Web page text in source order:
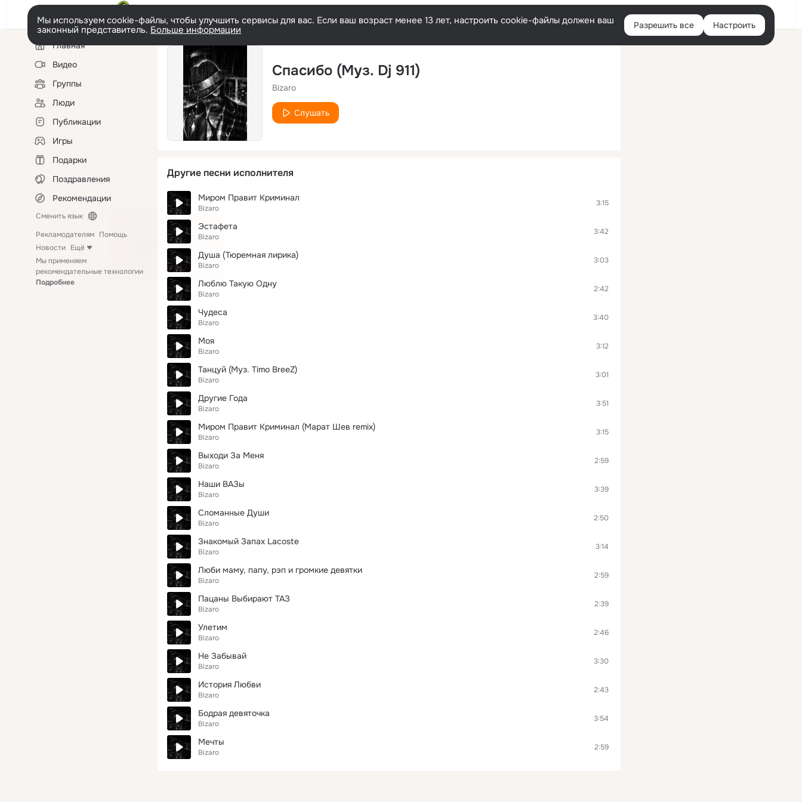
Войти
Мы используем cookie-файлы, чтобы улучшить сервисы для вас. Если ваш возраст менее 13 лет, настроить cookie-файлы должен ваш
законный представитель. Больше информации Разрешить все Настроить
Левая
колонкаГлавная
Видео
Группы
Люди
Публикации
Игры
Подарки
Поздравления
Рекомендации
Сменить язык
Рекламодателям Помощь
Новости Ещё
Мы применяем
рекомендательные технологии
Подробнее
Спасибо (Муз. Dj 911)
Bizaro
Слушать
Другие песни исполнителя
Миром Правит Криминал
Bizaro
3:15
Эстафета
Bizaro
3:42
Душа (Тюремная лирика)
Bizaro
3:03
Люблю Такую Одну
Bizaro
2:42
Чудеса
Bizaro
3:40
Моя
Bizaro
3:12
Танцуй (Муз. Timo BreeZ)
Bizaro
3:01
Другие Года
Bizaro
3:51
Миром Правит Криминал (Марат Шев remix)
Bizaro
3:15
Выходи За Меня
Bizaro
2:59
Наши ВАЗы
Bizaro
3:39
Сломанные Души
Bizaro
2:50
Знакомый Запах Lacoste
Bizaro
3:14
Люби маму, папу, рэп и громкие девятки
Bizaro
2:59
Пацаны Выбирают ТАЗ
Bizaro
2:39
Улетим
Bizaro
2:46
Не Забывай
Bizaro
3:30
История Любви
Bizaro
2:43
Бодрая девяточка
Bizaro
3:54
Мечты
Bizaro
2:59